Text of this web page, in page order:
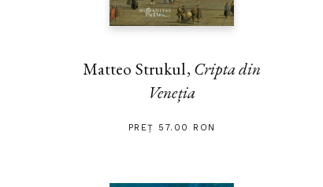
Matteo Strukul, Cripta din
Veneția
PREȚ 57.00 RON